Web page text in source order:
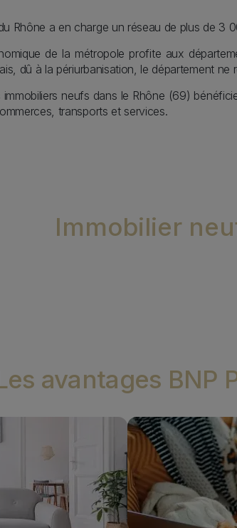
Rhône a en charge un réseau de plus de 3
de la métropole profite aux
dû à la périurbanisation, le département ne
immobiliers neufs dans le Rhône (69)
transports et services.
Immobilier
avantages BNP
Image